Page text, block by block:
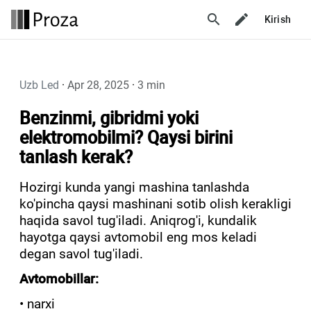
search Kirish
Uzb Led · Apr 28, 2025 · 3 min
Benzinmi, gibridmi yoki
elektromobilmi? Qaysi birini
tanlash kerak?
Hozirgi kunda yangi mashina tanlashda
ko'pincha qaysi mashinani sotib olish kerakligi
haqida savol tug'iladi. Aniqrog'i, kundalik
hayotga qaysi avtomobil eng mos keladi
degan savol tug'iladi.
Avtomobillar:
• narxi